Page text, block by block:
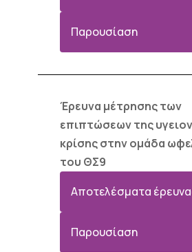
Παρουσίαση
Έρευνα μέτρησης των
επιπτώσεων της
κρίσης στην ομάδα
του ΘΣ9
Αποτελέσματα
Παρουσίαση